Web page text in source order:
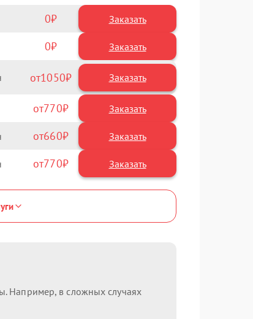
0 Заказать
0
Заказать
1050
770
660
770
Например, в сложных случаях